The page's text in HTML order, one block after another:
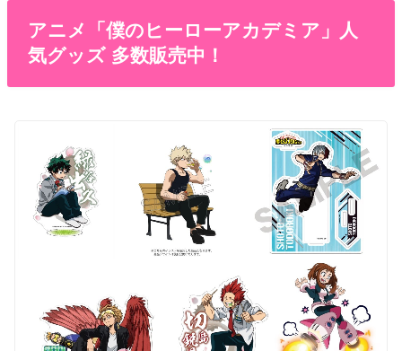
アニメ「僕のヒーローアカデミア」人
気グッズ 多数販売中！